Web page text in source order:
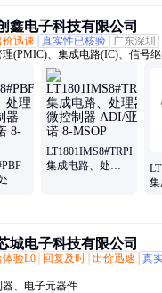
鑫电子科技有限公司
价迅速 真实性已核验
广东深圳
(PMIC)、集成电路(IC)、信号继
模转换器(DAC)、功率继电器、
、模块、胶带粘合剂、高压连接
IC、变压器、ESD保护二极管/T
理
LT1801IMS8#TRPBF
集成电路、处理
集
城电子科技有限公司
体验L0 回复及时 出价迅速
真
器、电子元器件